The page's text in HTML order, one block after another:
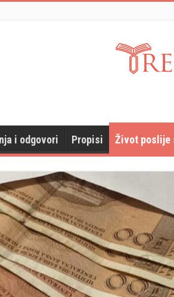
i odgovori Propisi Život poslije